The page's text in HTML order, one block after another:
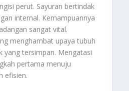
perut. Sayuran bertindak
internal. Kemampuannya
sangat vital.
menghambat upaya tubuh
yang tersimpan. Mengatasi
pertama menuju
efisien.